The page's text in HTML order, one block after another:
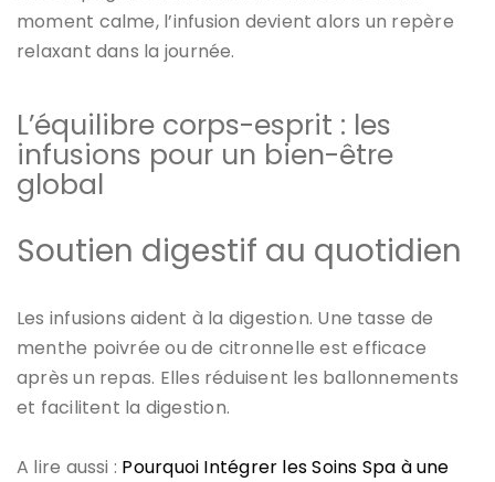
moment calme, l’infusion devient alors un repère
relaxant dans la journée.
L’équilibre corps-esprit : les
infusions pour un bien-être
global
Soutien digestif au quotidien
Les infusions aident à la digestion. Une tasse de
menthe poivrée ou de citronnelle est efficace
après un repas. Elles réduisent les ballonnements
et facilitent la digestion.
A lire aussi : Pourquoi Intégrer les Soins Spa à une